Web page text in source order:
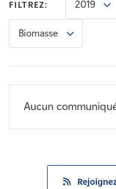
Nouvelles
Contactez-nous
FILTREZ: 2019
Biomasse
Aucun